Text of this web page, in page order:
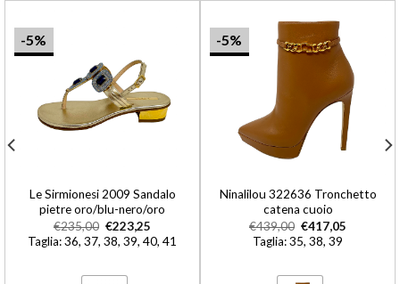
-5%
Le Sirmionesi 2009 Sandalo
pietre oro/blu-nero/oro
€235,00 €223,25
Taglia: 36, 37, 38, 39, 40, 41
-5%
Ninalilou 322636 Tronchetto
catena cuoio
€439,00 €417,05
Taglia: 35, 38, 39